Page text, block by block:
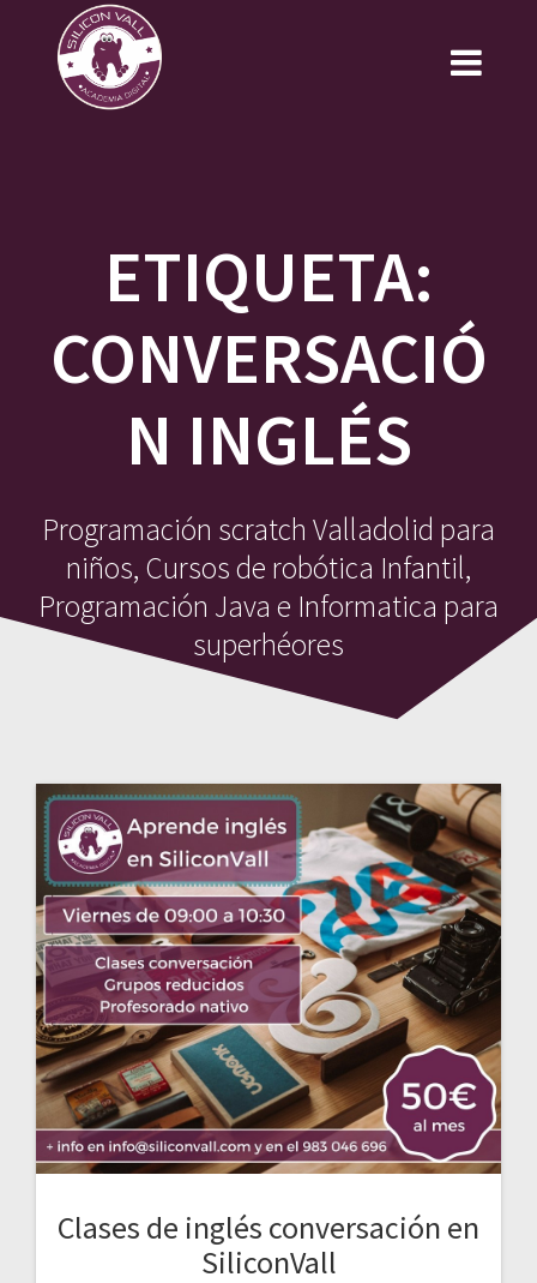
ETIQUETA:
CONVERSACIÓ
N INGLÉS
Programación scratch Valladolid para
niños, Cursos de robótica Infantil,
Programación Java e Informatica para
superhéores
Clases de inglés conversación en
SiliconVall